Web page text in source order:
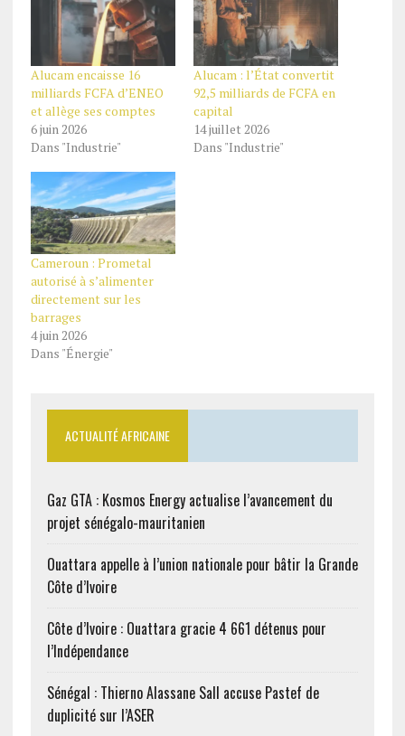
Alucam encaisse 16
milliards FCFA d’ENEO
et allège ses comptes
6 juin 2026
Dans "Industrie"
Alucam : l’État convertit
92,5 milliards de FCFA en
capital
14 juillet 2026
Dans "Industrie"
Cameroun : Prometal
autorisé à s’alimenter
directement sur les
barrages
4 juin 2026
Dans "Énergie"
ACTUALITÉ AFRICAINE
Gaz GTA : Kosmos Energy actualise l’avancement du
projet sénégalo-mauritanien
Ouattara appelle à l’union nationale pour bâtir la Grande
Côte d’Ivoire
Côte d’Ivoire : Ouattara gracie 4 661 détenus pour
l’Indépendance
Sénégal : Thierno Alassane Sall accuse Pastef de
duplicité sur l’ASER